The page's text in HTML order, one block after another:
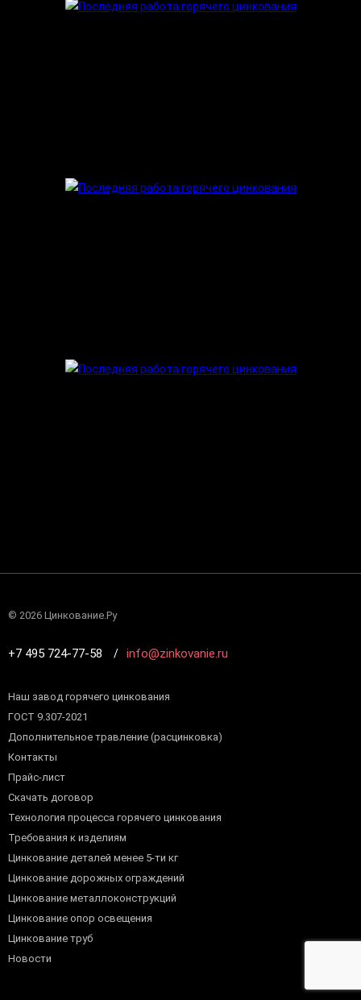
© 2026 Цинкование.Ру
+7 495 724-77-58 info@zinkovanie.ru
Наш завод горячего цинкования
ГОСТ 9.307-2021
Дополнительное травление (расцинковка)
Контакты
Прайс-лист
Скачать договор
Технология процесса горячего цинкования
Требования к изделиям
Цинкование деталей менее 5-ти кг
Цинкование дорожных ограждений
Цинкование металлоконструкций
Цинкование опор освещения
Цинкование труб
Новости